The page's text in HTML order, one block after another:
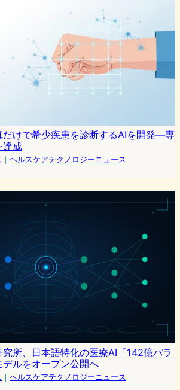
だけで希少疾患を診断するAIを開発―専
達成
｜ ヘルスケアテクノロジーニュース
所、日本語特化の医療AI「142億パラ
デルをオープン公開へ
｜ ヘルスケアテクノロジーニュース